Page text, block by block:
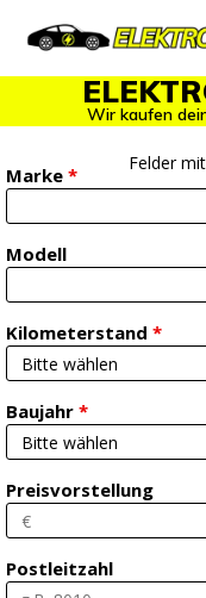
Wir kaufen
Felder
Marke *
Modell
Kilometerstand *
Baujahr *
Preisvorstellung
Postleitzahl